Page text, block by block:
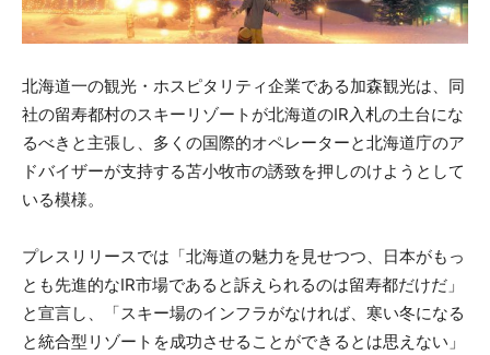
北海道一の観光・ホスピタリティ企業である加森観光は、同
社の留寿都村のスキーリゾートが北海道のIR入札の土台にな
るべきと主張し、多くの国際的オペレーターと北海道庁のア
ドバイザーが支持する苫小牧市の誘致を押しのけようとして
いる模様。
プレスリリースでは「北海道の魅力を見せつつ、日本がもっ
とも先進的なIR市場であると訴えられるのは留寿都だけだ」
と宣言し、「スキー場のインフラがなければ、寒い冬になる
と統合型リゾートを成功させることができるとは思えない」